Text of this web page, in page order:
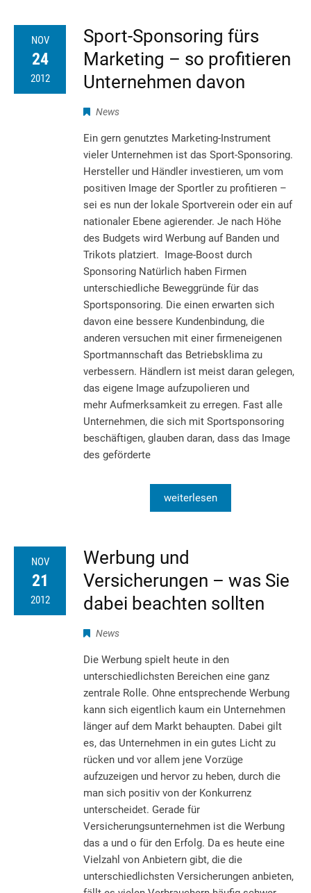
NOV
24
2012
Sport-Sponsoring fürs
Marketing – ­­­­so profitieren
Unternehmen davon
News
Ein gern genutztes Marketing-Instrument
vieler Unternehmen ist das Sport-Sponsoring.
Hersteller und Händler investieren, um vom
positiven Image der Sportler zu profitieren –
sei es nun der lokale Sportverein oder ein auf
nationaler Ebene agierender. Je nach Höhe
des Budgets wird Werbung auf Banden und
Trikots platziert. Image-Boost durch
Sponsoring Natürlich haben Firmen
unterschiedliche Beweggründe für das
Sportsponsoring. Die einen erwarten sich
davon eine bessere Kundenbindung, die
anderen versuchen mit einer firmeneigenen
Sportmannschaft das Betriebsklima zu
verbessern. Händlern ist meist daran gelegen,
das eigene Image aufzupolieren und
mehr Aufmerksamkeit zu erregen. Fast alle
Unternehmen, die sich mit Sportsponsoring
beschäftigen, glauben daran, dass das Image
des geförderte
weiterlesen
NOV
21
2012
Werbung und
Versicherungen – was Sie
dabei beachten sollten
News
Die Werbung spielt heute in den
unterschiedlichsten Bereichen eine ganz
zentrale Rolle. Ohne entsprechende Werbung
kann sich eigentlich kaum ein Unternehmen
länger auf dem Markt behaupten. Dabei gilt
es, das Unternehmen in ein gutes Licht zu
rücken und vor allem jene Vorzüge
aufzuzeigen und hervor zu heben, durch die
man sich positiv von der Konkurrenz
unterscheidet. Gerade für
Versicherungsunternehmen ist die Werbung
das a und o für den Erfolg. Da es heute eine
Vielzahl von Anbietern gibt, die die
unterschiedlichsten Versicherungen anbieten,